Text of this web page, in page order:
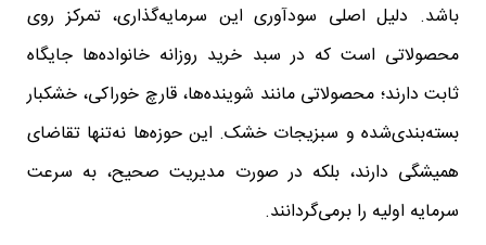
باشد. دلیل اصلی سودآوری این سرمایه‌گذاری، تمرکز روی
محصولاتی است که در سبد خرید روزانه خانواده‌ها جایگاه
ثابت دارند؛ محصولاتی مانند شوینده‌ها، قارچ خوراکی، خشکبار
بسته‌بندی‌شده و سبزیجات خشک. این حوزه‌ها نه‌تنها تقاضای
همیشگی دارند، بلکه در صورت مدیریت صحیح، به سرعت
سرمایه اولیه را برمی‌گردانند.